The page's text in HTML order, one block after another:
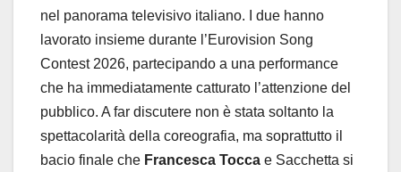
nel panorama televisivo italiano. I due hanno
lavorato insieme durante l’Eurovision Song
Contest 2026, partecipando a una performance
che ha immediatamente catturato l’attenzione del
pubblico. A far discutere non è stata soltanto la
spettacolarità della coreografia, ma soprattutto il
bacio finale che Francesca Tocca e Sacchetta si